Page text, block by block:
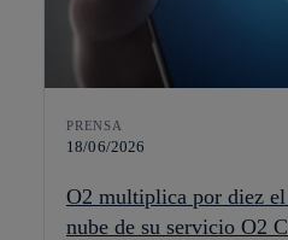
PRENSA
18/06/2026
O2 multiplica por diez
nube de su servicio O2